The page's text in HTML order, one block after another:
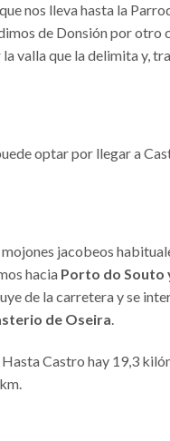
nos lleva hasta la
de Donsión por otro
valla que la delimita y,
optar por llegar a
jacobeos
hacia Porto do Souto
de la carretera y se
de Oseira.
Castro hay 19,3